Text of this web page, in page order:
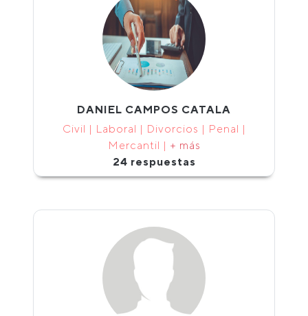
DANIEL CAMPOS CATALA
Civil | Laboral | Divorcios | Penal |
Mercantil | + más
24 respuestas